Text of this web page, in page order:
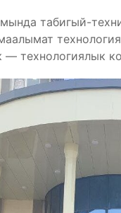
табигый-
технологиялык